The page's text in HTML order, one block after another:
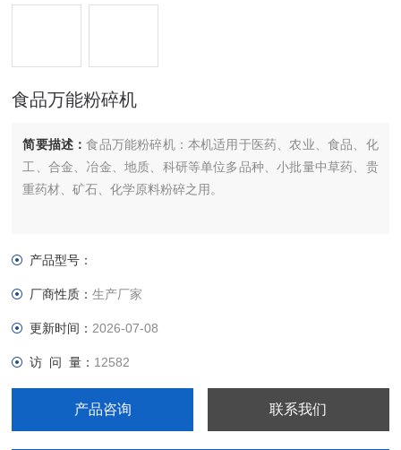
食品万能粉碎机
简要描述：食品万能粉碎机：本机适用于医药、农业、食品、化
工、合金、冶金、地质、科研等单位多品种、小批量中草药、贵
重药材、矿石、化学原料粉碎之用。
产品型号：
厂商性质：生产厂家
更新时间： 2026-07-08
访 问 量： 12582
产品咨询 联系我们